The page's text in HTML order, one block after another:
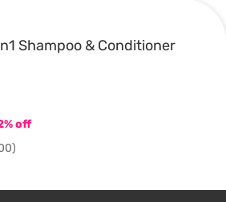
Shampoo & Conditioner
off